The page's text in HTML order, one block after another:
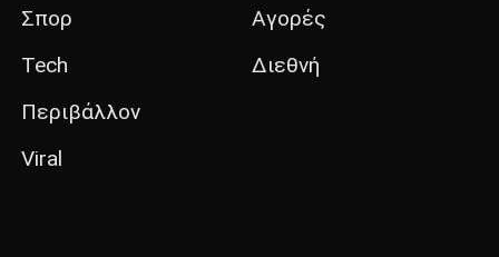
Σπορ
Tech
Περιβάλλον
Viral
Αγορές
Διεθνή